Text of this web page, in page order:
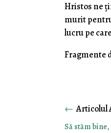
Hristos ne
murit
lucru pe
Fragmente
←
Să stăm